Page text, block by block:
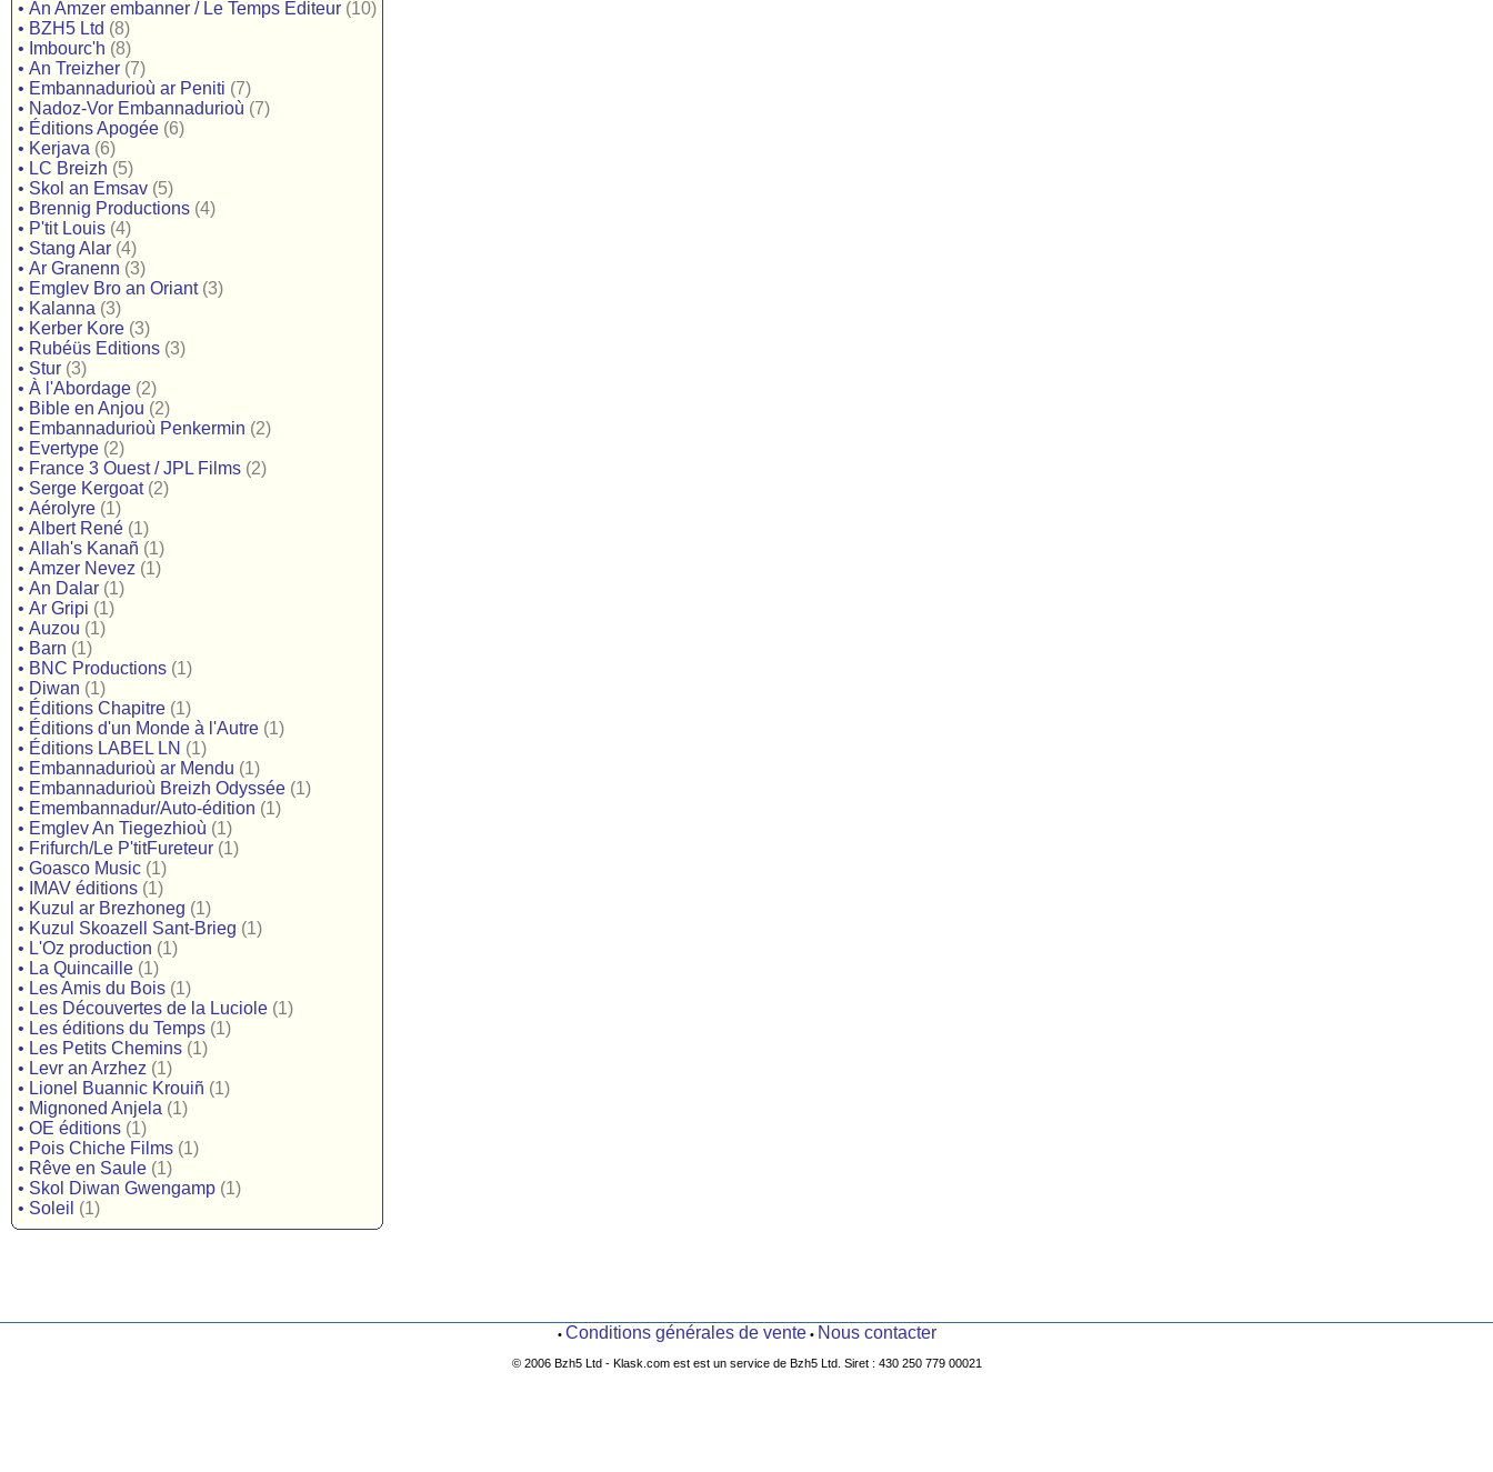
• An Amzer embanner / Le Temps Editeur (10)
• BZH5 Ltd (8)
• Imbourc'h (8)
• An Treizher (7)
• Embannadurioù ar Peniti (7)
• Nadoz-Vor Embannadurioù (7)
• Éditions Apogée (6)
• Kerjava (6)
• LC Breizh (5)
• Skol an Emsav (5)
• Brennig Productions (4)
• P'tit Louis (4)
• Stang Alar (4)
• Ar Granenn (3)
• Emglev Bro an Oriant (3)
• Kalanna (3)
• Kerber Kore (3)
• Rubéüs Editions (3)
• Stur (3)
• À l'Abordage (2)
• Bible en Anjou (2)
• Embannadurioù Penkermin (2)
• Evertype (2)
• France 3 Ouest / JPL Films (2)
• Serge Kergoat (2)
• Aérolyre (1)
• Albert René (1)
• Allah's Kanañ (1)
• Amzer Nevez (1)
• An Dalar (1)
• Ar Gripi (1)
• Auzou (1)
• Barn (1)
• BNC Productions (1)
• Diwan (1)
• Éditions Chapitre (1)
• Éditions d'un Monde à l'Autre (1)
• Éditions LABEL LN (1)
• Embannadurioù ar Mendu (1)
• Embannadurioù Breizh Odyssée (1)
• Emembannadur/Auto-édition (1)
• Emglev An Tiegezhioù (1)
• Frifurch/Le P'titFureteur (1)
• Goasco Music (1)
•
IMAV éditions (1)
• Kuzul ar Brezhoneg (1)
• Kuzul Skoazell Sant-Brieg (1)
• L'Oz production (1)
• La Quincaille (1)
• Les Amis du Bois (1)
• Les Découvertes de la Luciole (1)
• Les éditions du Temps (1)
• Les Petits Chemins (1)
• Levr an Arzhez (1)
• Lionel Buannic Krouiñ (1)
• Mignoned Anjela (1)
• OE éditions (1)
• Pois Chiche Films (1)
• Rêve en Saule (1)
• Skol Diwan Gwengamp (1)
• Soleil (1)
• Conditions générales de vente• Nous contacter
© 2006 Bzh5 Ltd - Klask.com est est un service de Bzh5 Ltd. Siret : 430 250 779 00021